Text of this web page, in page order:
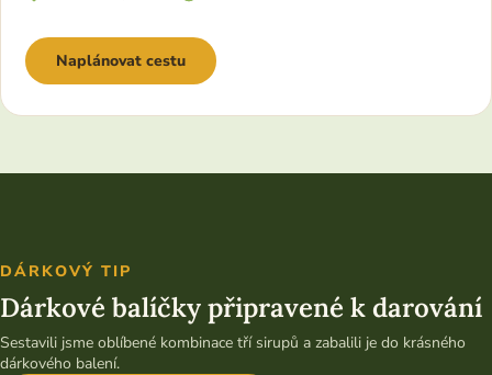
Naplánovat cestu
DÁRKOVÝ TIP
Dárkové balíčky připravené k darování
Sestavili jsme oblíbené kombinace tří sirupů a zabalili je do krásného
dárkového balení.